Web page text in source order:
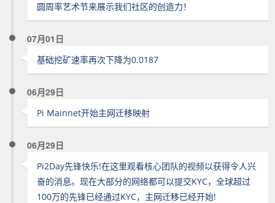
圆周率艺术节来展示我们社区的创造力！
07月01日
基础挖矿速率再次下降为0.0187
06月29日
Pi Mainnet开始主网迁移映射
06月29日
Pi2Day先锋快乐!在这里观看核心团队的视频以获得令人兴
奋的消息。现在大部分的网络都可以提交KYC，全球超过
100万的先锋已经通过KYC，主网迁移已经开始!